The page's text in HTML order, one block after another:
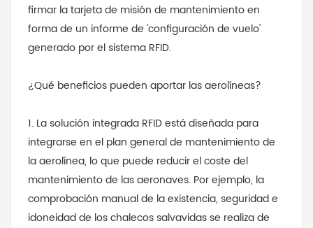
firmar la tarjeta de misión de mantenimiento en
forma de un informe de 'configuración de vuelo'
generado por el sistema RFID.
¿Qué beneficios pueden aportar las aerolíneas?
1. La solución integrada RFID está diseñada para
integrarse en el plan general de mantenimiento de
la aerolínea, lo que puede reducir el coste del
mantenimiento de las aeronaves. Por ejemplo, la
comprobación manual de la existencia, seguridad e
idoneidad de los chalecos salvavidas se realiza de